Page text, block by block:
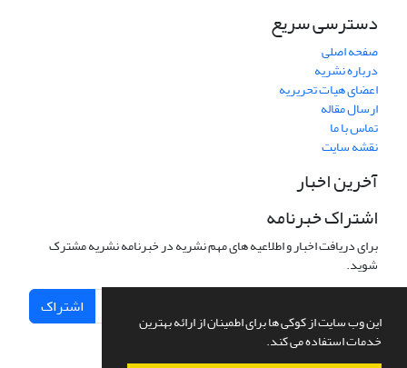
این وب سایت از کوکی ها برای اطمینان از ارائه بهترین
خدمات استفاده می کند.
دسترسی سریع
صفحه اصلی
درباره نشریه
اعضای هیات تحریریه
ارسال مقاله
تماس با ما
نقشه سایت
آخرین اخبار
اشتراک خبرنامه
برای دریافت اخبار و اطلاعیه های مهم نشریه در خبرنامه نشریه مشترک
شوید.
اشتراک